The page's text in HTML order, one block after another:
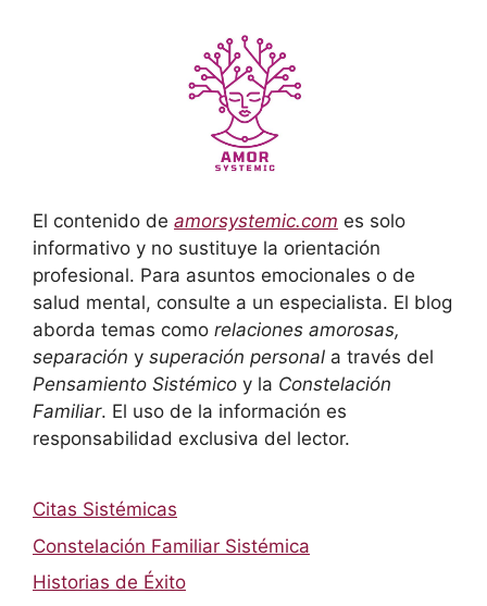
El contenido de amorsystemic.com es solo
informativo y no sustituye la orientación
profesional. Para asuntos emocionales o de
salud mental, consulte a un especialista. El blog
aborda temas como relaciones amorosas,
separación y superación personal a través del
Pensamiento Sistémico y la Constelación
Familiar. El uso de la información es
responsabilidad exclusiva del lector.
Citas Sistémicas
Constelación Familiar Sistémica
Historias de Éxito